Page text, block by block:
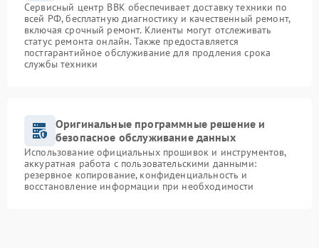
Сервисный центр BBK обеспечивает доставку техники по
всей РФ, бесплатную диагностику и качественный ремонт,
включая срочный ремонт. Клиенты могут отслеживать
статус ремонта онлайн. Также предоставляется
постгарантийное обслуживание для продления срока
службы техники
Оригинальные программные решение и
безопасное обслуживание данных
Использование официальных прошивок и инструментов,
аккуратная работа с пользовательскими данными:
резервное копирование, конфиденциальность и
восстановление информации при необходимости